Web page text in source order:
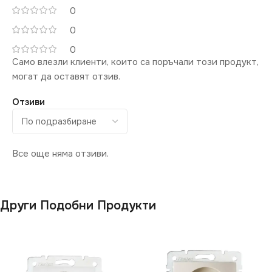
0
0
0
Отзиви
Все още няма отзиви.
Само влезли клиенти, които са поръчали този продукт,
могат да оставят отзив.
Други Подобни Продукти